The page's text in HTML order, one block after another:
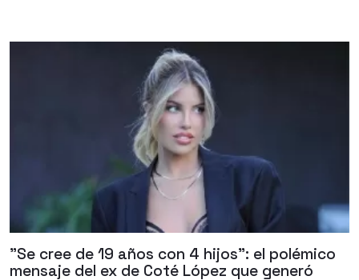
"Se cree de 19 años con 4 hijos": el polémico
mensaje del ex de Coté López que generó